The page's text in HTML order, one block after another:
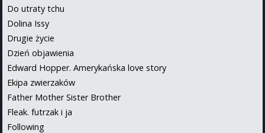
Do utraty tchu
Dolina Issy
Drugie życie
Dzień objawienia
Edward Hopper. Amerykańska love story
Ekipa zwierzaków
Father Mother Sister Brother
Fleak. futrzak i ja
Following